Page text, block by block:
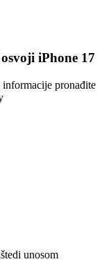
iPhone 17
pronađite
unosom